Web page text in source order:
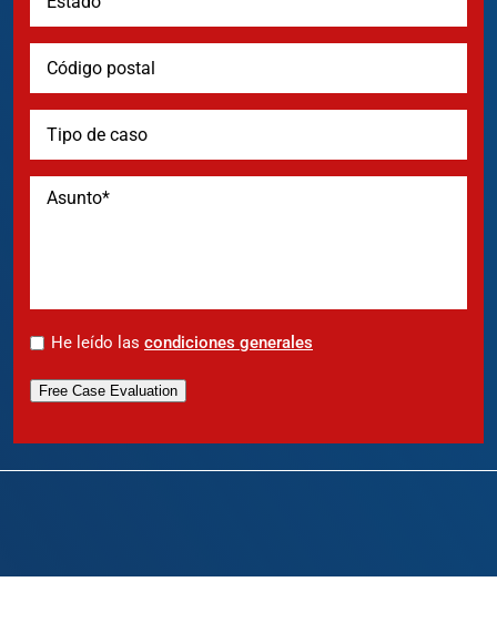
* He leído las condiciones generales
Free Case Evaluation